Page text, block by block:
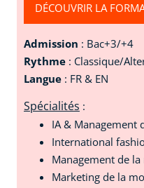
DÉCOUVRIR LA
Admission : Bac+3/+4
Rythme : Classique/
Langue : FR & EN
Spécialités :
IA & Management
International
Management de
Marketing de la